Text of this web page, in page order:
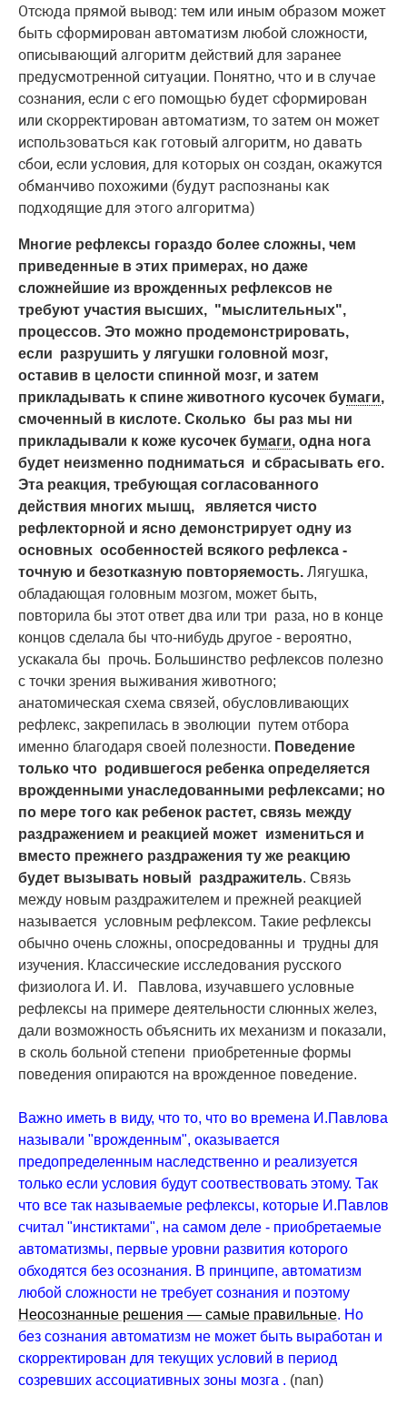
Отсюда прямой вывод: тем или иным образом может
быть сформирован автоматизм любой сложности,
описывающий алгоритм действий для заранее
предусмотренной ситуации. Понятно, что и в случае
сознания, если с его помощью будет сформирован
или скорректирован автоматизм, то затем он может
использоваться как готовый алгоритм, но давать
сбои, если условия, для которых он создан, окажутся
обманчиво похожими (будут распознаны как
подходящие для этого алгоритма)
Многие рефлексы гораздо более сложны, чем
приведенные в этих примерах, но даже
сложнейшие из врожденных рефлексов не
требуют участия высших, "мыслительных",
процессов. Это можно продемонстрировать,
если разрушить у лягушки головной мозг,
оставив в целости спинной мозг, и затем
прикладывать к спине животного кусочек бумаги,
смоченный в кислоте. Сколько бы раз мы ни
прикладывали к коже кусочек бумаги, одна нога
будет неизменно подниматься и сбрасывать его.
Эта реакция, требующая согласованного
действия многих мышц, является чисто
рефлекторной и ясно демонстрирует одну из
основных особенностей всякого рефлекса -
точную и безотказную повторяемость. Лягушка,
обладающая головным мозгом, может быть,
повторила бы этот ответ два или три раза, но в конце
концов сделала бы что-нибудь другое - вероятно,
ускакала бы прочь. Большинство рефлексов полезно
с точки зрения выживания животного;
анатомическая схема связей, обусловливающих
рефлекс, закрепилась в эволюции путем отбора
именно благодаря своей полезности. Поведение
только что родившегося ребенка определяется
врожденными унаследованными рефлексами; но
по мере того как ребенок растет, связь между
раздражением и реакцией может измениться и
вместо прежнего раздражения ту же реакцию
будет вызывать новый раздражитель. Связь
между новым раздражителем и прежней реакцией
называется условным рефлексом. Такие рефлексы
обычно очень сложны, опосредованны и трудны для
изучения. Классические исследования русского
физиолога И. И. Павлова, изучавшего условные
рефлексы на примере деятельности слюнных желез,
дали возможность объяснить их механизм и показали,
в сколь больной степени приобретенные формы
поведения опираются на врожденное поведение.
Важно иметь в виду, что то, что во времена И.Павлова
называли "врожденным", оказывается
предопределенным наследственно и реализуется
только если условия будут соотвествовать этому. Так
что все так называемые рефлексы, которые И.Павлов
считал "инстиктами", на самом деле - приобретаемые
автоматизмы, первые уровни развития которого
обходятся без осознания. В принципе, автоматизм
любой сложности не требует сознания и поэтому
Неосознанные решения — самые правильные. Но
без сознания автоматизм не может быть выработан и
скорректирован для текущих условий в период
созревших ассоциативных зоны мозга . (nan)